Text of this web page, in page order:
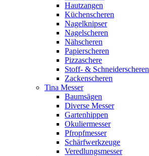
Hautzangen
Küchenscheren
Nagelknipser
Nagelscheren
Nähscheren
Papierscheren
Pizzaschere
Stoff- & Schneiderscheren
Zackenscheren
Tina Messer
Baumsägen
Diverse Messer
Gartenhippen
Okuliermesser
Pfropfmesser
Schärfwerkzeuge
Veredlungsmesser